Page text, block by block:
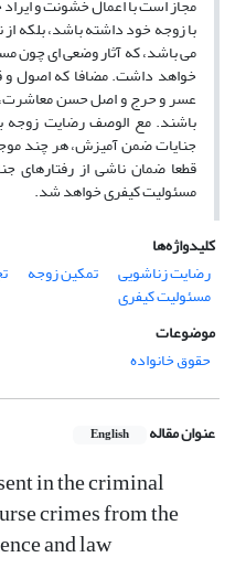
مجاز است با اعمال خشونت و
با زوجه خود داشته باشد، بلکه
می باشد، که آثار وضعی ای چون
خواهد داشت. مضافا که اصول و
عسر و حرج و اصل حسن معاشرت،
باشند. مع الوصف رضایت زوجه
جنایات ضمن آمیزش، هر چند
قطعا ضمان ناشی از رفتارهای
مسئولیت کیفری خواهد شد.
کلیدواژه‌ها
رضایت زناشویی
تمکین زوجه
مسئولیت کیفری
موضوعات
حقوق خانواده
عنوان مقاله English
in the criminal
crimes from the
and law